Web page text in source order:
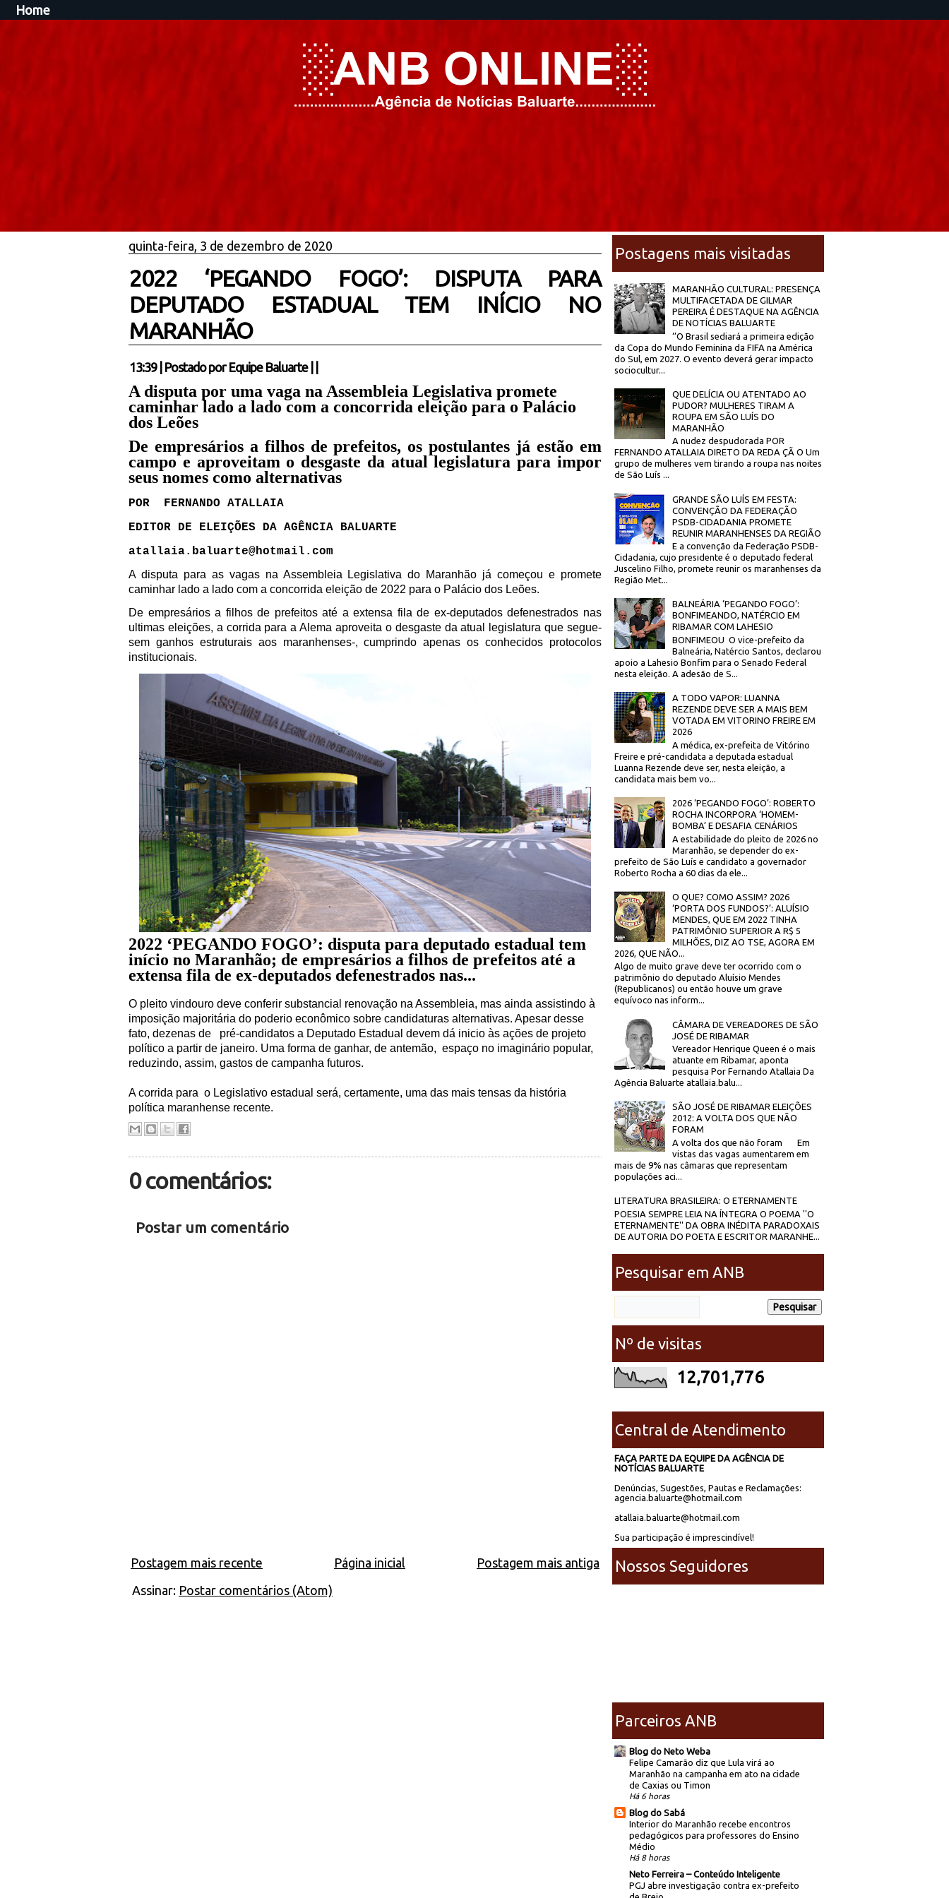
Home
quinta-feira, 3 de dezembro de 2020
2022 ‘PEGANDO FOGO’: DISPUTA PARA
DEPUTADO ESTADUAL TEM INÍCIO NO
MARANHÃO
13:39| Postado por Equipe Baluarte
A disputa por uma vaga na Assembleia Legislativa promete
caminhar lado a lado com a concorrida eleição para o Palácio
dos Leões
De empresários a filhos de prefeitos, os postulantes já estão em
campo e aproveitam o desgaste da atual legislatura para impor
seus nomes como alternativas
POR
FERNANDO ATALLAIA
EDITOR DE ELEIÇÕES DA AGÊNCIA BALUARTE
atallaia.baluarte@hotmail.com
A disputa para as vagas na Assembleia Legislativa do Maranhão já começou e promete
caminhar lado a lado com a concorrida eleição de 2022 para o Palácio dos Leões.
De empresários a filhos de prefeitos até a extensa fila de ex-deputados defenestrados nas
ultimas eleições, a corrida para a Alema aproveita o desgaste da atual legislatura que segue-
sem ganhos estruturais aos maranhenses-, cumprindo apenas os conhecidos protocolos
institucionais.
2022 ‘PEGANDO FOGO’: disputa para deputado estadual tem
início no Maranhão; de empresários a filhos de prefeitos até a
extensa fila de ex-deputados defenestrados nas...
O pleito vindouro deve conferir substancial renovação na Assembleia, mas ainda assistindo à
imposição majoritária do poderio econômico sobre candidaturas alternativas. Apesar desse
fato, dezenas de
pré-candidatos a Deputado Estadual devem dá inicio às ações de projeto
político a partir de janeiro. Uma forma de ganhar, de antemão, espaço no imaginário popular,
reduzindo, assim, gastos de campanha futuros.
A corrida para o Legislativo estadual será, certamente, uma das mais tensas da história
política maranhense recente.
0 comentários:
Postar um comentário
Postagem mais recente Postagem mais antiga
Página inicial
Assinar: Postar comentários (Atom)
Postagens mais visitadas
MARANHÃO CULTURAL: PRESENÇA
MULTIFACETADA DE GILMAR
PEREIRA É DESTAQUE NA AGÊNCIA
DE NOTÍCIAS BALUARTE
‘’O Brasil sediará a primeira edição
da Copa do Mundo Feminina da FIFA na América
do Sul, em 2027. O evento deverá gerar impacto
sociocultur...
QUE DELÍCIA OU ATENTADO AO
PUDOR? MULHERES TIRAM A
ROUPA EM SÃO LUÍS DO
MARANHÃO
A nudez despudorada POR
FERNANDO ATALLAIA DIRETO DA REDA ÇÃ O Um
grupo de mulheres vem tirando a roupa nas noites
de São Luís ...
GRANDE SÃO LUÍS EM FESTA:
CONVENÇÃO DA FEDERAÇÃO
PSDB-CIDADANIA PROMETE
REUNIR MARANHENSES DA REGIÃO
E a convenção da Federação PSDB-
Cidadania, cujo presidente é o deputado federal
Juscelino Filho, promete reunir os maranhenses da
Região Met...
BALNEÁRIA ‘PEGANDO FOGO’:
BONFIMEANDO, NATÉRCIO EM
RIBAMAR COM LAHESIO
BONFIMEOU O vice-prefeito da
Balneária, Natércio Santos, declarou
apoio a Lahesio Bonfim para o Senado Federal
nesta eleição. A adesão de S...
A TODO VAPOR: LUANNA
REZENDE DEVE SER A MAIS BEM
VOTADA EM VITORINO FREIRE EM
2026
A médica, ex-prefeita de Vitórino
Freire e pré-candidata a deputada estadual
Luanna Rezende deve ser, nesta eleição, a
candidata mais bem vo...
2026 ‘PEGANDO FOGO’: ROBERTO
ROCHA INCORPORA ‘HOMEM-
BOMBA’ E DESAFIA CENÁRIOS
A estabilidade do pleito de 2026 no
Maranhão, se depender do ex-
prefeito de São Luís e candidato a governador
Roberto Rocha a 60 dias da ele...
O QUE? COMO ASSIM? 2026
‘PORTA DOS FUNDOS?’: ALUÍSIO
MENDES, QUE EM 2022 TINHA
PATRIMÔNIO SUPERIOR A R$ 5
MILHÕES, DIZ AO TSE, AGORA EM
2026, QUE NÃO...
Algo de muito grave deve ter ocorrido com o
patrimônio do deputado Aluísio Mendes
(Republicanos) ou então houve um grave
equívoco nas inform...
CÂMARA DE VEREADORES DE SÃO
JOSÉ DE RIBAMAR
Vereador Henrique Queen é o mais
atuante em Ribamar, aponta
pesquisa Por Fernando Atallaia Da
Agência Baluarte atallaia.balu...
SÃO JOSÉ DE RIBAMAR ELEIÇÕES
2012: A VOLTA DOS QUE NÃO
FORAM
A volta dos que não foram Em
vistas das vagas aumentarem em
mais de 9% nas câmaras que representam
populações aci...
LITERATURA BRASILEIRA: O ETERNAMENTE
POESIA SEMPRE LEIA NA ÍNTEGRA O POEMA ''O
ETERNAMENTE'' DA OBRA INÉDITA PARADOXAIS
DE AUTORIA DO POETA E ESCRITOR MARANHE...
Pesquisar em ANB
Nº de visitas
12,701,776
Central de Atendimento
FAÇA PARTE DA EQUIPE DA AGÊNCIA DE
NOTÍCIAS BALUARTE
Denúncias, Sugestões, Pautas e Reclamações:
agencia.baluarte@hotmail.com
atallaia.baluarte@hotmail.com
Sua participação é imprescindível!
Nossos Seguidores
Parceiros ANB
Blog do Neto Weba
Felipe Camarão diz que Lula virá ao
Maranhão na campanha em ato na cidade
de Caxias ou Timon
Há 6 horas
Blog do Sabá
Interior do Maranhão recebe encontros
pedagógicos para professores do Ensino
Médio
Há 8 horas
Neto Ferreira – Conteúdo Inteligente
PGJ abre investigação contra ex-prefeito